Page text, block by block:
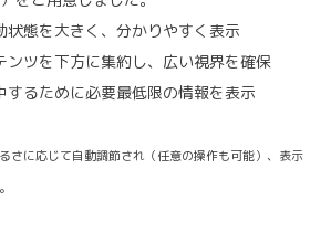
状態を大きく、分かりやすく表示
ンツを下方に集約し、広い視界を確保
するために必要最低限の情報を表示
さに応じて自動調節され（任意の操作も可能）、表示